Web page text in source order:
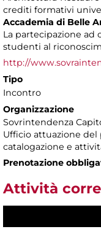
crediti formativi
Accademia di Belle
La partecipazione
studenti al
http://
Tipo
Incontro
Organizzazione
Sovrintendenza
Ufficio attuazione
catalogazione e
Prenotazione
Attività